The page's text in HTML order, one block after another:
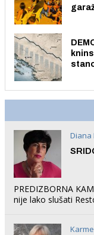
Diana
PREDIZBORNA
nije lako slušati